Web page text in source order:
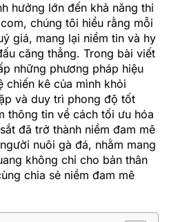
hưởng lớn đến khả năng thi
chúng tôi hiểu rằng mỗi
giá, mang lại niềm tin và hy
căng thẳng. Trong bài viết
những phương pháp hiệu
chiến kê của mình khỏi
và duy trì phong độ tốt
thông tin về cách tối ưu hóa
đã trở thành niềm đam mê
nuôi gà đá, nhằm mang
không chỉ cho bản thân
chia sẻ niềm đam mê